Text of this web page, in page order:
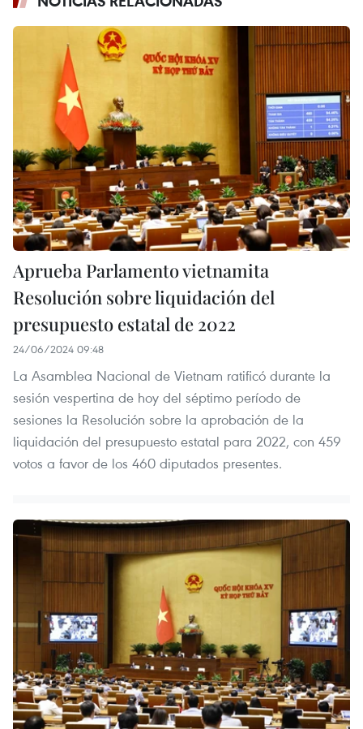
Aprueba Parlamento vietnamita
Resolución sobre liquidación del
presupuesto estatal de 2022
24/06/2024 09:48
La Asamblea Nacional de Vietnam ratificó durante la
sesión vespertina de hoy del séptimo período de
sesiones la Resolución sobre la aprobación de la
liquidación del presupuesto estatal para 2022, con 459
votos a favor de los 460 diputados presentes.